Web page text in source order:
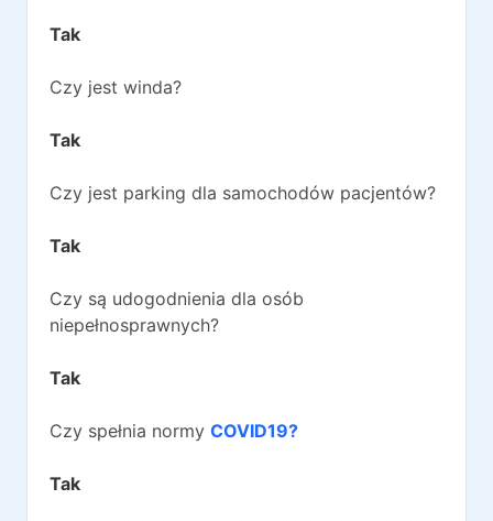
Tak
Czy jest winda?
Tak
Czy jest parking dla samochodów pacjentów?
Tak
Czy są udogodnienia dla osób
niepełnosprawnych?
Tak
Czy spełnia normy COVID19?
Tak